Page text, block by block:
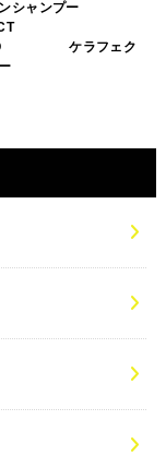
ンシャンプー
ケラフェク